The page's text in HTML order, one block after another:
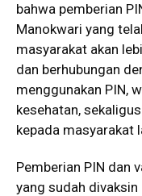
bahwa pemberian
Manokwari yang
masyarakat akan
dan berhubungan
menggunakan PIN,
kesehatan,
kepada masyarakat
Pemberian PIN dan
yang sudah